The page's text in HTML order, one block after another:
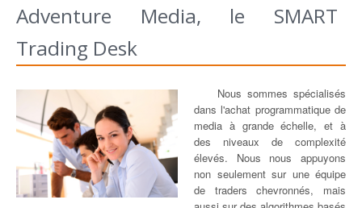
Adventure Media, le SMART
Trading Desk
Nous sommes spécialisés
dans l'achat programmatique de
media à grande échelle, et à
des niveaux de complexité
élevés. Nous nous appuyons
non seulement sur une équipe
de traders chevronnés, mais